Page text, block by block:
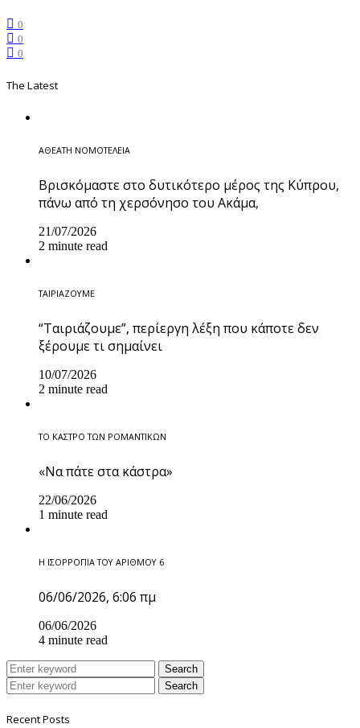
0
0
0
The Latest
ΑΘΕΑΤΗ ΝΟΜΟΤΕΛΕΙΑ
Βρισκόμαστε στο δυτικότερο μέρος της Κύπρου,
πάνω από τη χερσόνησο του Ακάμα,
21/07/2026
2 minute read
ΤΑΙΡΙΑΖΟΥΜΕ
“Ταιριάζουμε”, περίεργη λέξη που κάποτε δεν
ξέρουμε τι σημαίνει
10/07/2026
2 minute read
ΤΟ ΚΑΣΤΡΟ ΤΩΝ ΡΟΜΑΝΤΙΚΩΝ
«Να πάτε στα κάστρα»
22/06/2026
1 minute read
Η ΙΣΟΡΡΟΠΙΑ ΤΟΥ ΑΡΙΘΜΟΥ 6
06/06/2026, 6:06 πμ
06/06/2026
4 minute read
Search
Search
Recent Posts